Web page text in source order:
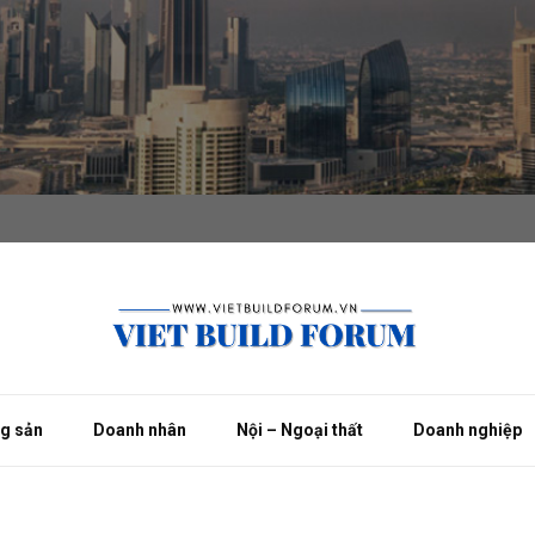
sản Doanh nhân Nội – Ngoại thất Doanh nghiệp